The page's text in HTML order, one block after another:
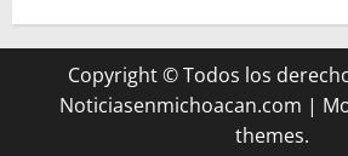
Copyright © Todos los
Noticiasenmichoacan.com |
themes.